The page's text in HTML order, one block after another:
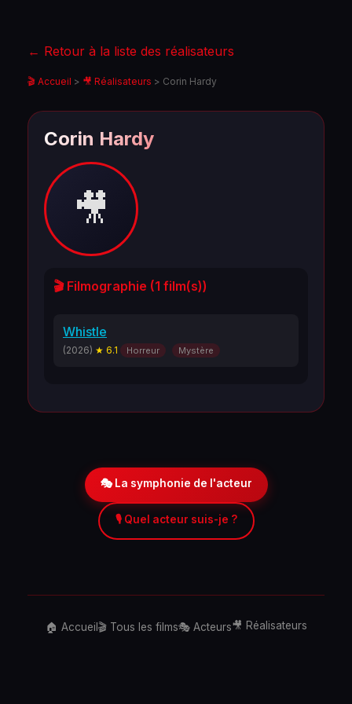
← Retour à la liste des réalisateurs
🎬 Accueil > 🎥 Réalisateurs > Corin Hardy
Corin Hardy
🎥
🎬 Filmographie (1 film(s))
Whistle
(2026) ★ 6.1 Horreur Mystère
🎭 La symphonie de l'acteur
🎙️ Quel acteur suis-je ?
🏠 Accueil 🎬 Tous les films🎭 Acteurs🎥 Réalisateurs